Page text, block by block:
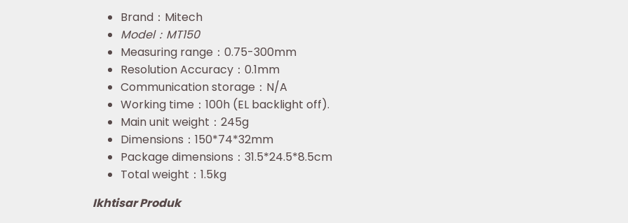
Brand：Mitech
Model：MT150
Measuring range：0.75-300mm
Resolution Accuracy：0.1mm
Communication storage：N/A
Working time：100h (EL backlight off).
Main unit weight：245g
Dimensions：150*74*32mm
Package dimensions：31.5*24.5*8.5cm
Total weight：1.5kg
Ikhtisar Produk